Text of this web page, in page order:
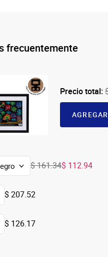
frecuentemente
$ 161.34$ 112.94
$ 207.52
$ 126.17
Precio total: